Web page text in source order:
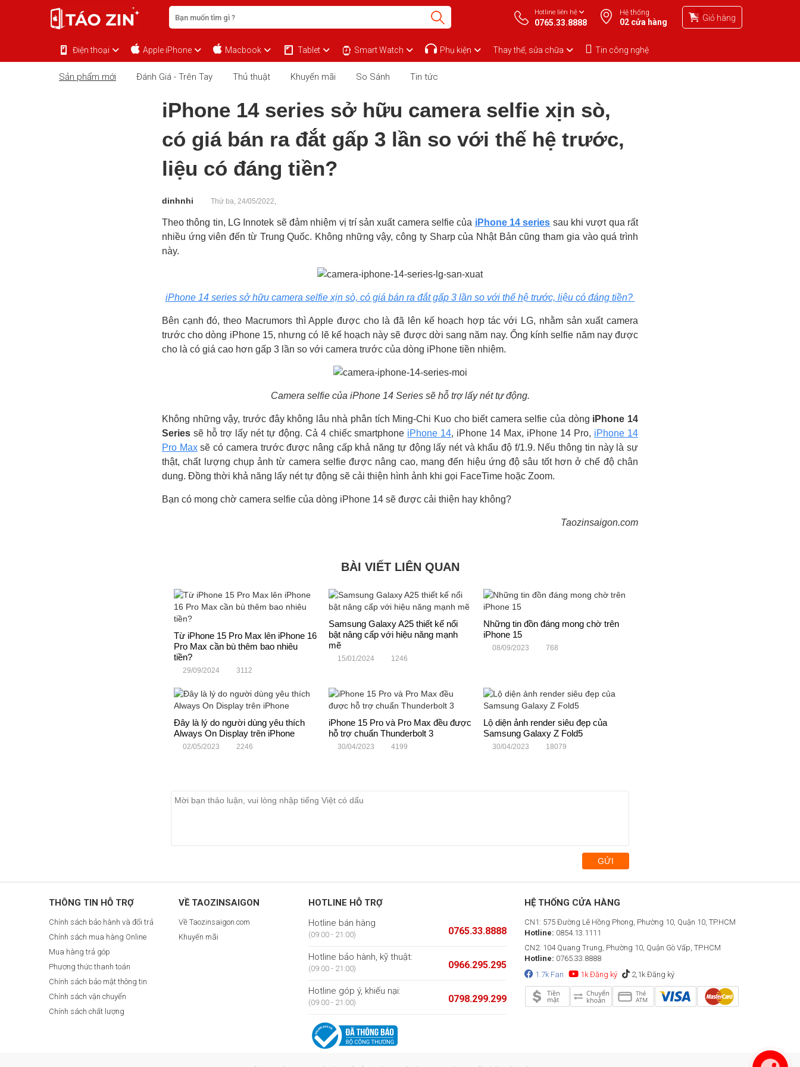
Giỏ hàng
Hệ thống
02 cửa hàng
Hotline liên hệ
0765.33.8888
Điện thoại Apple iPhone Macbook Tablet Smart Watch Phụ kiện Thay thế, sửa chữa Tin công nghệ
Sản phẩm mới Đánh Giá - Trên Tay Thủ thuật Khuyến mãi So Sánh Tin tức
iPhone 14 series sở hữu camera selfie xịn sò,
có giá bán ra đắt gấp 3 lần so với thế hệ trước,
liệu có đáng tiền?
dinhnhi Thứ ba, 24/05/2022,
Theo thông tin, LG Innotek sẽ đảm nhiệm vị trí sản xuất camera selfie của iPhone 14 series sau khi vượt qua rất
nhiều ứng viên đến từ Trung Quốc. Không những vậy, công ty Sharp của Nhật Bản cũng tham gia vào quá trình
này.
iPhone 14 series sở hữu camera selfie xịn sò, có giá bán ra đắt gấp 3 lần so với thế hệ trước, liệu có đáng tiền?
Bên cạnh đó, theo Macrumors thì Apple được cho là đã lên kế hoạch hợp tác với LG, nhằm sản xuất camera
trước cho dòng iPhone 15, nhưng có lẽ kế hoạch này sẽ được dời sang năm nay. Ống kính selfie năm nay được
cho là có giá cao hơn gấp 3 lần so với camera trước của dòng iPhone tiền nhiệm.
Camera selfie của iPhone 14 Series sẽ hỗ trợ lấy nét tự động.
Không những vậy, trước đây không lâu nhà phân tích Ming-Chi Kuo cho biết camera selfie của ‌dòng iPhone 14
Series sẽ hỗ trợ lấy nét tự động. Cả 4 chiếc smartphone ‌ iPhone 14‌, ‌iPhone 14‌ Max, iPhone 14 Pro, ‌ iPhone 14
Pro‌ Maxsẽ có camera trước được nâng cấp khả năng tự động lấy nét và khẩu độ f/1.9. Nếu thông tin này là sự
thật, chất lượng chụp ảnh từ camera selfie được nâng cao, mang đến hiệu ứng độ sâu tốt hơn ở chế độ chân
dung. Đồng thời khả năng lấy nét tự động sẽ cải thiện hình ảnh khi gọi FaceTime hoặc Zoom.
Bạn có mong chờ camera selfie của dòng iPhone 14 sẽ được cải thiện hay không?
Taozinsaigon.com
BÀI VIẾT LIÊN QUAN
Từ iPhone 15 Pro Max lên iPhone 16
Pro Max cần bù thêm bao nhiêu
tiền?
29/09/2024 3112
Samsung Galaxy A25 thiết kế nổi
bật nâng cấp với hiệu năng mạnh
mẽ
15/01/2024 1246
Những tin đồn đáng mong chờ trên
iPhone 15
08/09/2023 768
Đây là lý do người dùng yêu thích
Always On Display trên iPhone
02/05/2023 2246
iPhone 15 Pro và Pro Max đều được
hỗ trợ chuẩn Thunderbolt 3
30/04/2023 4199
Lộ diện ảnh render siêu đẹp của
Samsung Galaxy Z Fold5
30/04/2023 18079
GỬI
THÔNG TIN HỖ TRỢ
Chính sách bảo hành và đổi trả
Chính sách mua hàng Online
Mua hàng trả góp
Phương thức thanh toán
Chính sách bảo mật thông tin
Chính sách vận chuyển
Chính sách chất lượng
VỀ TAOZINSAIGON
Về Taozinsaigon.com
Khuyến mãi
HOTLINE HỖ TRỢ
Hotline bán hàng
(09:00 - 21:00) 0765.33.8888
Hotline bảo hành, kỹ thuật:
(09:00 - 21:00) 0966.295.295
Hotline góp ý, khiếu nại:
(09:00 - 21:00) 0798.299.299
HỆ THỐNG CỬA HÀNG
CN1: 575 Đường Lê Hồng Phong, Phường 10, Quận 10, TP.HCM
Hotline: 0854.13.1111
CN2: 104 Quang Trung, Phường 10, Quận Gò Vấp, TP.HCM
Hotline: 0765.33.8888
1.7k Fan
1k Đăng ký 2,1k Đăng ký